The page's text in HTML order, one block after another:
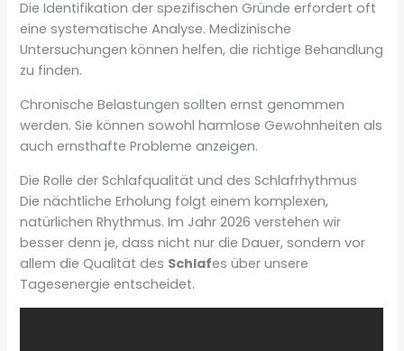
Die Identifikation der spezifischen Gründe erfordert oft
eine systematische Analyse. Medizinische
Untersuchungen können helfen, die richtige Behandlung
zu finden.
Chronische Belastungen sollten ernst genommen
werden. Sie können sowohl harmlose Gewohnheiten als
auch ernsthafte Probleme anzeigen.
Die Rolle der Schlafqualität und des Schlafrhythmus
Die nächtliche Erholung folgt einem komplexen,
natürlichen Rhythmus. Im Jahr 2026 verstehen wir
besser denn je, dass nicht nur die Dauer, sondern vor
allem die Qualität des Schlafes über unsere
Tagesenergie entscheidet.